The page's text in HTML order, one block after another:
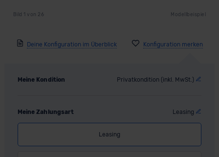
Bild 1 von 26 Modellbeispiel
Deine Konfiguration im Überblick
Meine Kondition Privatkondition (inkl. MwSt.)
Meine Zahlungsart Leasing
Leasing